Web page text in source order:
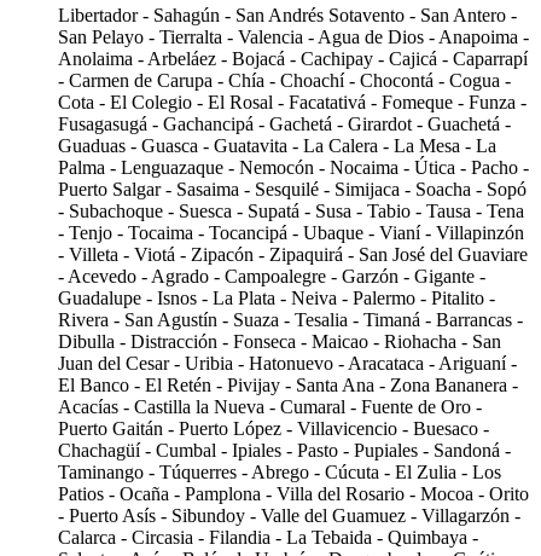
Libertador - Sahagún - San Andrés Sotavento - San Antero -
San Pelayo - Tierralta - Valencia - Agua de Dios - Anapoima -
Anolaima - Arbeláez - Bojacá - Cachipay - Cajicá - Caparrapí
- Carmen de Carupa - Chía - Choachí - Chocontá - Cogua -
Cota - El Colegio - El Rosal - Facatativá - Fomeque - Funza -
Fusagasugá - Gachancipá - Gachetá - Girardot - Guachetá -
Guaduas - Guasca - Guatavita - La Calera - La Mesa - La
Palma - Lenguazaque - Nemocón - Nocaima - Útica - Pacho -
Puerto Salgar - Sasaima - Sesquilé - Simijaca - Soacha - Sopó
- Subachoque - Suesca - Supatá - Susa - Tabio - Tausa - Tena
- Tenjo - Tocaima - Tocancipá - Ubaque - Vianí - Villapinzón
- Villeta - Viotá - Zipacón - Zipaquirá - San José del Guaviare
- Acevedo - Agrado - Campoalegre - Garzón - Gigante -
Guadalupe - Isnos - La Plata - Neiva - Palermo - Pitalito -
Rivera - San Agustín - Suaza - Tesalia - Timaná - Barrancas -
Dibulla - Distracción - Fonseca - Maicao - Riohacha - San
Juan del Cesar - Uribia - Hatonuevo - Aracataca - Ariguaní -
El Banco - El Retén - Pivijay - Santa Ana - Zona Bananera -
Acacías - Castilla la Nueva - Cumaral - Fuente de Oro -
Puerto Gaitán - Puerto López - Villavicencio - Buesaco -
Chachagüí - Cumbal - Ipiales - Pasto - Pupiales - Sandoná -
Taminango - Túquerres - Abrego - Cúcuta - El Zulia - Los
Patios - Ocaña - Pamplona - Villa del Rosario - Mocoa - Orito
- Puerto Asís - Sibundoy - Valle del Guamuez - Villagarzón -
Calarca - Circasia - Filandia - La Tebaida - Quimbaya -